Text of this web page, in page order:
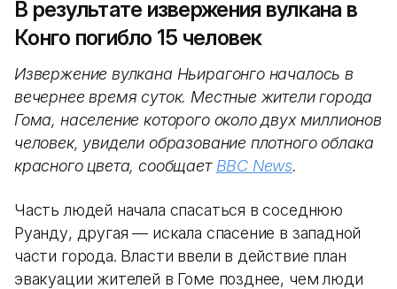
В результате извержения вулкана в
Конго погибло 15 человек
Извержение вулкана Ньирагонго началось в
вечернее время суток. Местные жители города
Гома, население которого около двух миллионов
человек, увидели образование плотного облака
красного цвета, сообщает BBC News.
Часть людей начала спасаться в соседнюю
Руанду, другая — искала спасение в западной
части города. Власти ввели в действие план
эвакуации жителей в Гоме позднее, чем люди